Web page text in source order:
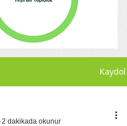
Kaydol
2 dakikada okunur